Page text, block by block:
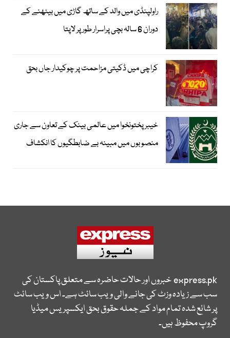
راولپنڈی میں والد کے ساتھ گاڑی میں بیٹھنے کے
دوران 6 سالہ بچی پراسرار طور پر لاپتا
کراچی میں ڈکیتی مزاحمت پر چوکیدار جاں بحق
خیبرپختونخوا میں عالمی بینک کے تعاون سے جاری
منصوبوں میں مبینہ بے ضابطگیوں کا انکشاف
express.pkخبروں اور حالات حاضرہ سے متعلق پاکستان کی
سب سے زیادہ وزٹ کی جانے والی ویب سائٹ ہے۔ اس ویب سائٹ
پر شائع شدہ تمام مواد کے جملہ حقوق بحق ایکسپریس میڈیا
گروپ محفوظ ہیں۔